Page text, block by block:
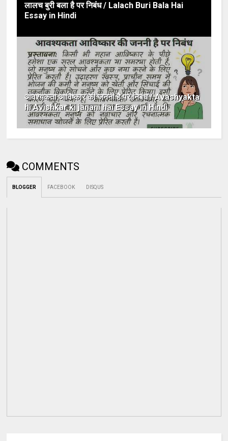
लालच बुरी बला है पर निबंध / Lalach Buri Bala Hai
Essay in Hindi
आवश्यकता आविष्कार की जननी है पर निबंध / Avashyakta
hi Avishkar ki janani hai Essay in Hindi
COMMENTS
BLOGGER FACEBOOK DISQUS